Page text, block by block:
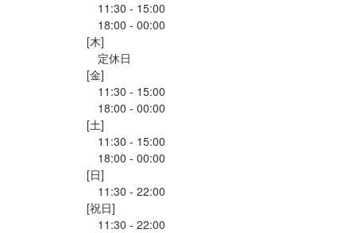
11:30 - 15:00
18:00 - 00:00
[木]
定休日
[金]
11:30 - 15:00
18:00 - 00:00
[土]
11:30 - 15:00
18:00 - 00:00
[日]
11:30 - 22:00
[祝日]
11:30 - 22:00
求める人物像
美味しい料理で人を喜ばせたい方。
好奇心を持って仕事に取り組める方。
誠実に仕事に取り組める方。
チームで仕事することに意欲的な方。
テキパキした方。
綺麗好きな方。